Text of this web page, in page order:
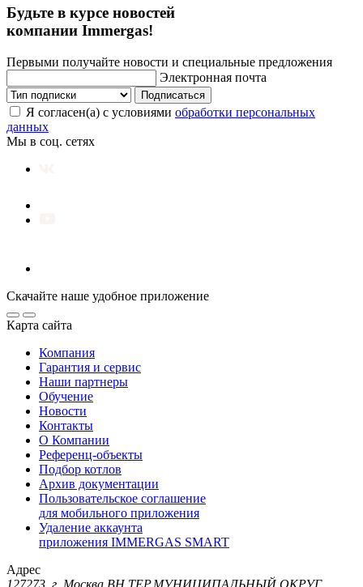
Будьте в курсе новостей
компании Immergas!
Первыми получайте новости и специальные предложения
Электронная почта
Подписаться
Я согласен(а) с условиями обработки персональных
данных
Мы в соц. сетях
Скачайте наше удобное приложение
Карта сайта
Компания
Гарантия и сервис
Наши партнеры
Обучение
Новости
Контакты
О Компании
Референц-объекты
Подбор котлов
Архив документации
Пользовательское соглашение
для мобильного приложения
Удаление аккаунта
приложения IMMERGAS SMART
Адрес
127273, г. Москва ВН.ТЕР.МУНИЦИПАЛЬНЫЙ ОКРУГ